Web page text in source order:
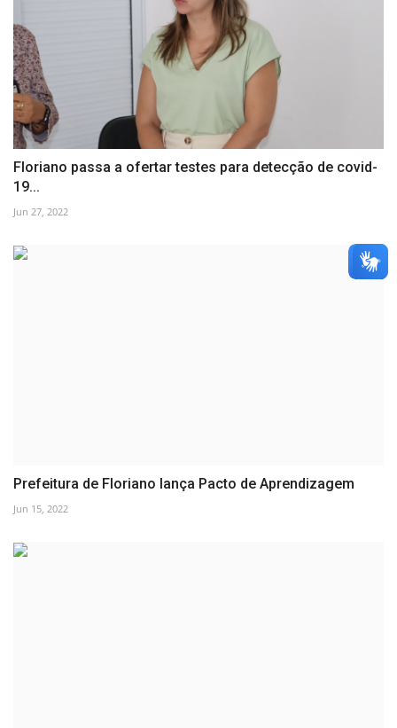
Floriano passa a ofertar testes para detecção de covid-
19...
Jun 27, 2022
Prefeitura de Floriano lança Pacto de Aprendizagem
Jun 15, 2022